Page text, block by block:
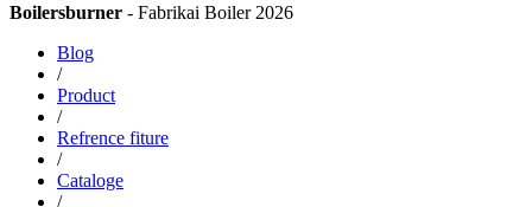
Boilersburner - Fabrikai Boiler 2026
Blog
/
Product
/
Refrence fiture
/
Cataloge
/